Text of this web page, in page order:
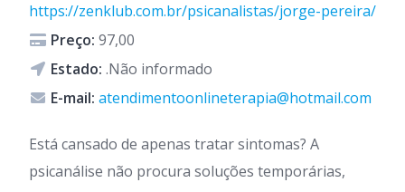
https://zenklub.com.br/psicanalistas/jorge-pereira/
Preço: 97,00
Estado: .Não informado
E-mail: atendimentoonlineterapia@hotmail.com
Está cansado de apenas tratar sintomas? A
psicanálise não procura soluções temporárias,